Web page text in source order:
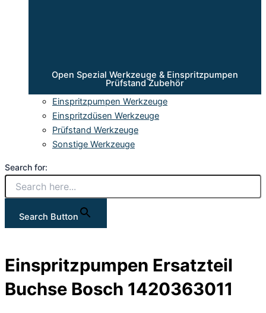
Open Spezial Werkzeuge & Einspritzpumpen
Prüfstand Zubehör
Einspritzpumpen Werkzeuge
Einspritzdüsen Werkzeuge
Prüfstand Werkzeuge
Sonstige Werkzeuge
Search for:
Search Button
Einspritzpumpen Ersatzteil
Buchse Bosch 1420363011